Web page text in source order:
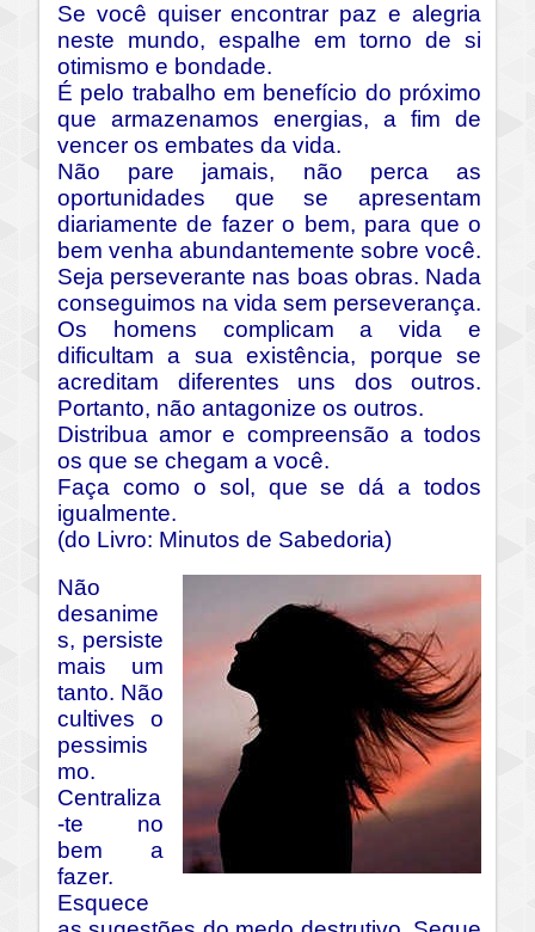
Se você quiser encontrar paz e alegria
neste mundo, espalhe em torno de si
otimismo e bondade.
É pelo trabalho em benefício do próximo
que armazenamos energias, a fim de
vencer os embates da vida.
Não pare jamais, não perca as
oportunidades que se apresentam
diariamente de fazer o bem, para que o
bem venha abundantemente sobre você.
Seja perseverante nas boas obras. Nada
conseguimos na vida sem perseverança.
Os homens complicam a vida e
dificultam a sua existência, porque se
acreditam diferentes uns dos outros.
Portanto, não antagonize os outros.
Distribua amor e compreensão a todos
os que se chegam a você.
Faça como o sol, que se dá a todos
igualmente.
(do Livro: Minutos de Sabedoria)
Não
desanime
s, persiste
mais um
tanto. Não
cultives o
pessimis
mo.
Centraliza
-te no
bem a
fazer.
Esquece